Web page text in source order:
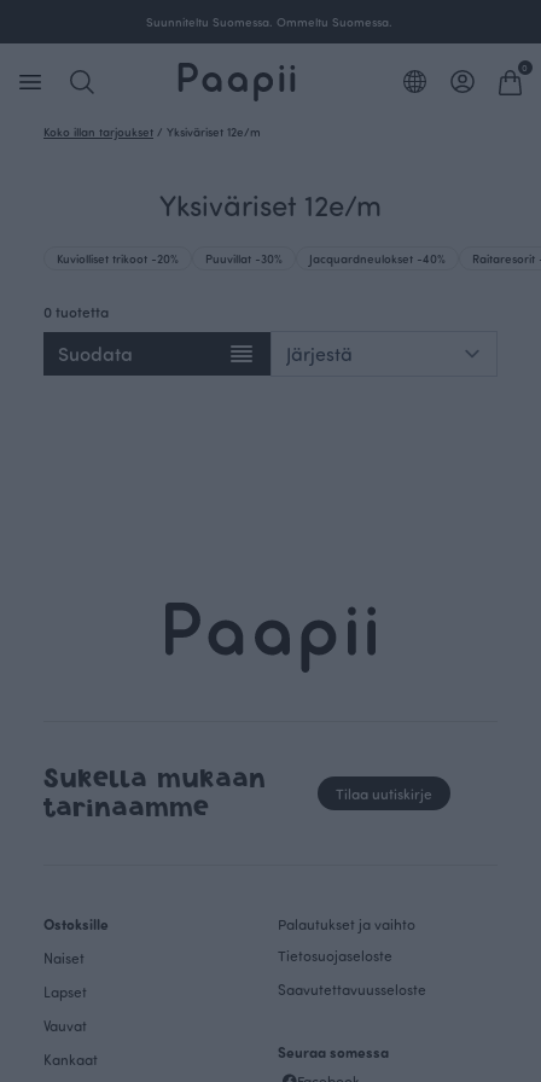
Suunniteltu Suomessa. Ommeltu Suomessa.
0
Koko illan tarjoukset / Yksiväriset 12e/m
Yksiväriset 12e/m
Kuviolliset trikoot -20% Puuvillat -30% Jacquardneulokset -40% Raitaresorit
0 tuotetta
Suodata
Sukella mukaan
tarinaamme
Tilaa uutiskirje
Ostoksille
Naiset
Lapset
Vauvat
Kankaat
Palautukset ja vaihto
Tietosuojaseloste
Saavutettavuusseloste
Seuraa somessa